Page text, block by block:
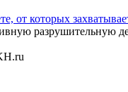
от которых
разрушительную